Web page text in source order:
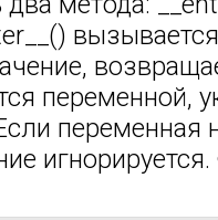
переменной,
переменная